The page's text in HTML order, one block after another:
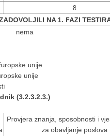
8
NA 1. FAZI
nema
unije
unije
(3.2.3.2.3.)
Provjera znanja, sposobnosti i
za obavljanje poslova